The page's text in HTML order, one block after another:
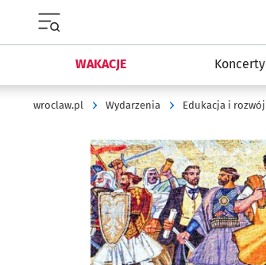
WAKACJE Koncerty
wroclaw.pl Wydarzenia Edukacja i rozwój
Kliknij, aby powiększyć